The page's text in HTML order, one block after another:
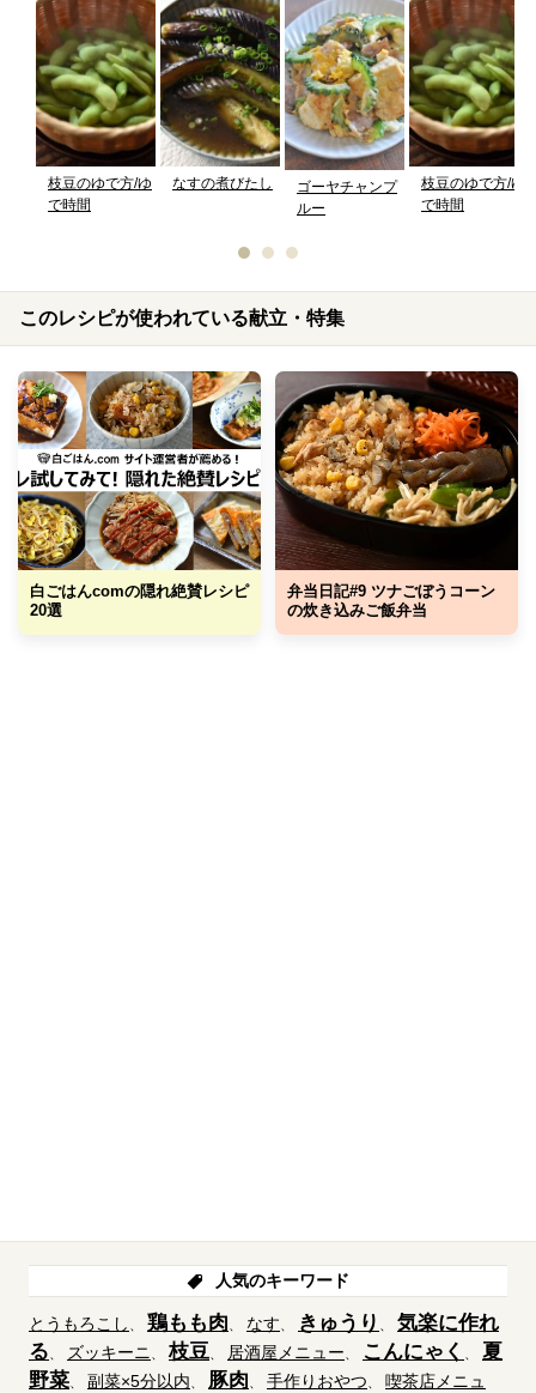
枝豆のゆで方/ゆ
で時間
なすの煮びたし
ゴーヤチャンプ
ルー
枝豆のゆで方/ゆ
で時間
このレシピが使われている献立・特集
白ごはんcomの隠れ絶賛レシピ
20選
弁当日記#9 ツナごぼうコーン
の炊き込みご飯弁当
人気のキーワード
とうもろこし 鶏もも肉 なす きゅうり
気楽に作れ
る
ズッキーニ 枝豆 居酒屋メニュー こんにゃく
夏
野菜
副菜×5分以内 豚肉 手作りおやつ
喫茶店メニュ